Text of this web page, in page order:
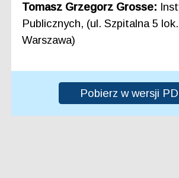
Tomasz Grzegorz Grosse:
Publicznych, (ul. Szpitalna 5
Warszawa)
Pobierz w wersji